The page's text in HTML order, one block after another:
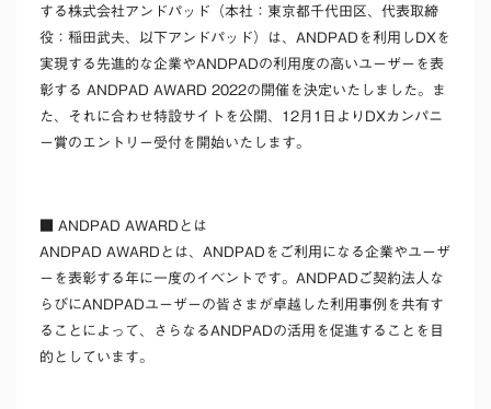
する株式会社アンドパッド（本社：東京都千代田区、代表取締
役：稲田武夫、以下アンドパッド）は、ANDPADを利用しDXを
実現する先進的な企業やANDPADの利用度の高いユーザーを表
彰する ANDPAD AWARD 2022の開催を決定いたしました。ま
た、それに合わせ特設サイトを公開、12月1日よりDXカンパニ
ー賞のエントリー受付を開始いたします。
■ ANDPAD AWARDとは
ANDPAD AWARDとは、ANDPADをご利用になる企業やユーザ
ーを表彰する年に一度のイベントです。ANDPADご契約法人な
らびにANDPADユーザーの皆さまが卓越した利用事例を共有す
ることによって、さらなるANDPADの活用を促進することを目
的としています。